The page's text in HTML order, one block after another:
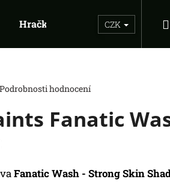
Hračky Sběratelské figurky
CZK
Podrobnosti hodnocení
Fanatic
Fanatic Wash - Strong Skin